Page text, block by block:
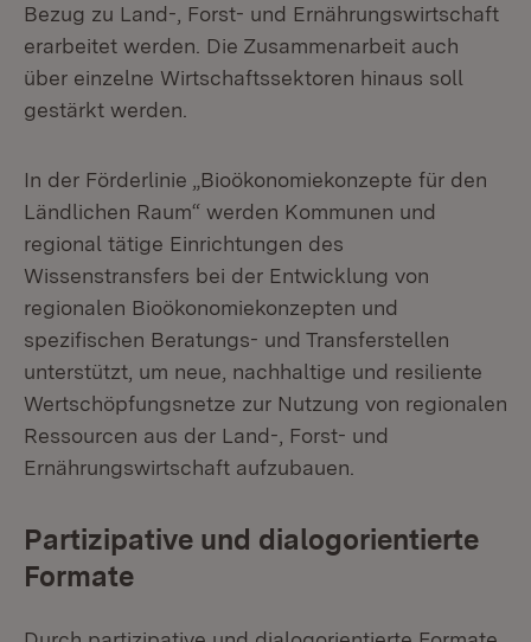
Bezug zu Land-, Forst- und Ernährungswirtschaft
erarbeitet werden. Die Zusammenarbeit auch
über einzelne Wirtschaftssektoren hinaus soll
gestärkt werden.
In der Förderlinie „Bioökonomiekonzepte für den
Ländlichen Raum“ werden Kommunen und
regional tätige Einrichtungen des
Wissenstransfers bei der Entwicklung von
regionalen Bioökonomiekonzepten und
spezifischen Beratungs- und Transferstellen
unterstützt, um neue, nachhaltige und resiliente
Wertschöpfungsnetze zur Nutzung von regionalen
Ressourcen aus der Land-, Forst- und
Ernährungswirtschaft aufzubauen.
Partizipative und dialogorientierte
Formate